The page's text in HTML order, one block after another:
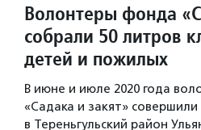
Волонтеры фонда
собрали 50 литров
детей и пожилых
В июне и июле 2020 года
«Садака и закят»
в Тереньгульский район